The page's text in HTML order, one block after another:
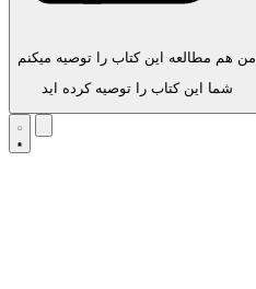
من هم مطالعه این کتاب را توصیه میکنم
شما این کتاب را توصیه کرده اید